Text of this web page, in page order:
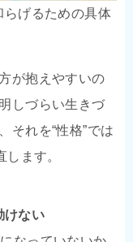
らげるための具体
が抱えやすいの
しづらい生きづ
それを“性格”では
ます。
けない